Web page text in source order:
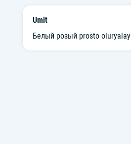
Umit
Белый розый prosto oluryalay